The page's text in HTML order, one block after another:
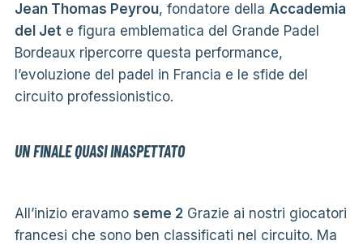
Jean Thomas Peyrou, fondatore della Accademia
del Jete figura emblematica del Grande Padel
Bordeaux ripercorre questa performance,
l’evoluzione del padel in Francia e le sfide del
circuito professionistico.
UN FINALE QUASI INASPETTATO
All’inizio eravamo seme 2Grazie ai nostri giocatori
francesi che sono ben classificati nel circuito. Ma